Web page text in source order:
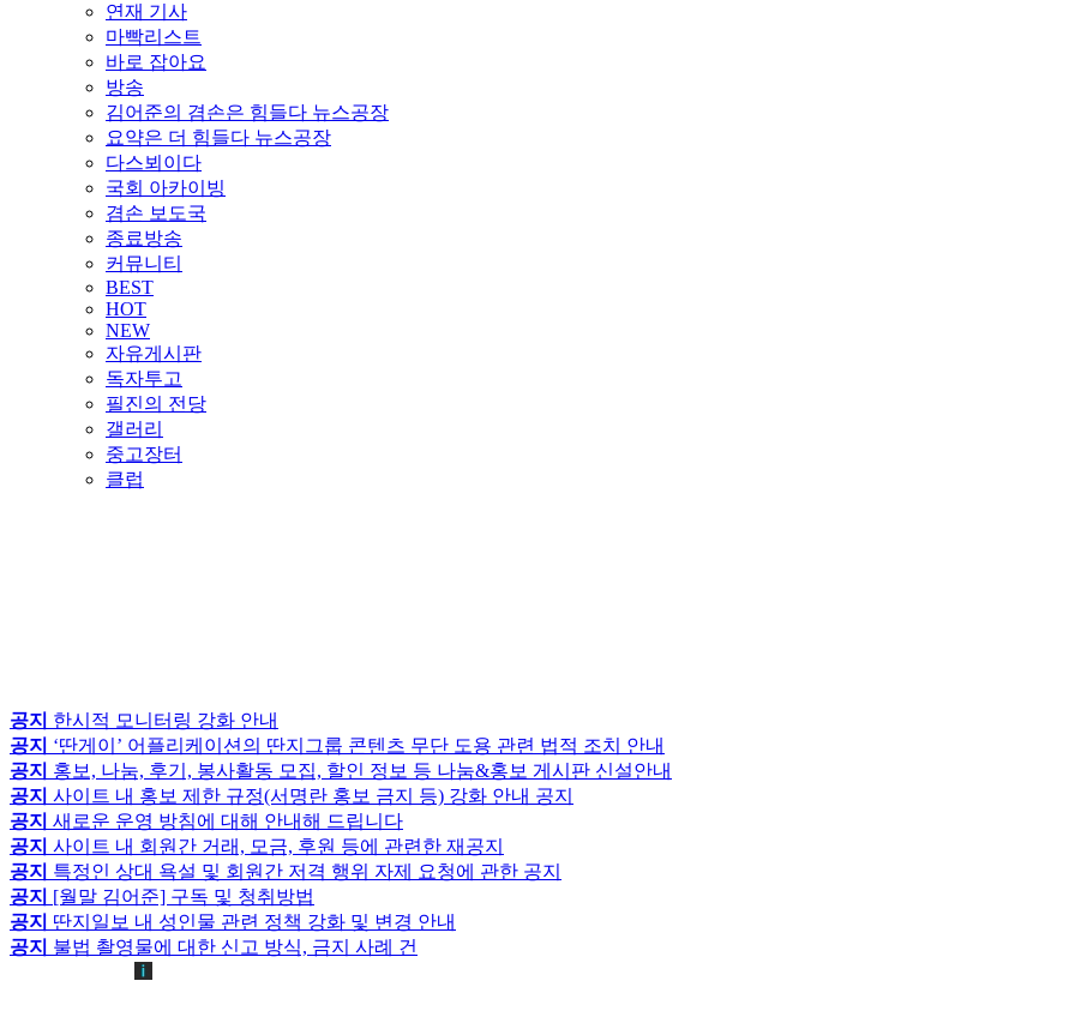
연재 기사
마빡리스트
바로 잡아요
방송
김어준의 겸손은 힘들다 뉴스공장
요약은 더 힘들다 뉴스공장
다스뵈이다
국회 아카이빙
겸손 보도국
종료방송
커뮤니티
BEST
HOT
NEW
자유게시판
독자투고
필진의 전당
갤러리
중고장터
클럽
공지 한시적 모니터링 강화 안내
공지 ‘딴게이’ 어플리케이션의 딴지그룹 콘텐츠 무단 도용 관련 법적 조치 안내
공지 홍보, 나눔, 후기, 봉사활동 모집, 할인 정보 등 나눔&홍보 게시판 신설안내
공지 사이트 내 홍보 제한 규정(서명란 홍보 금지 등) 강화 안내 공지
공지 새로운 운영 방침에 대해 안내해 드립니다
공지 사이트 내 회원간 거래, 모금, 후원 등에 관련한 재공지
공지 특정인 상대 욕설 및 회원간 저격 행위 자제 요청에 관한 공지
공지 [월말 김어준] 구독 및 청취방법
공지 딴지일보 내 성인물 관련 정책 강화 및 변경 안내
공지 불법 촬영물에 대한 신고 방식, 금지 사례 건